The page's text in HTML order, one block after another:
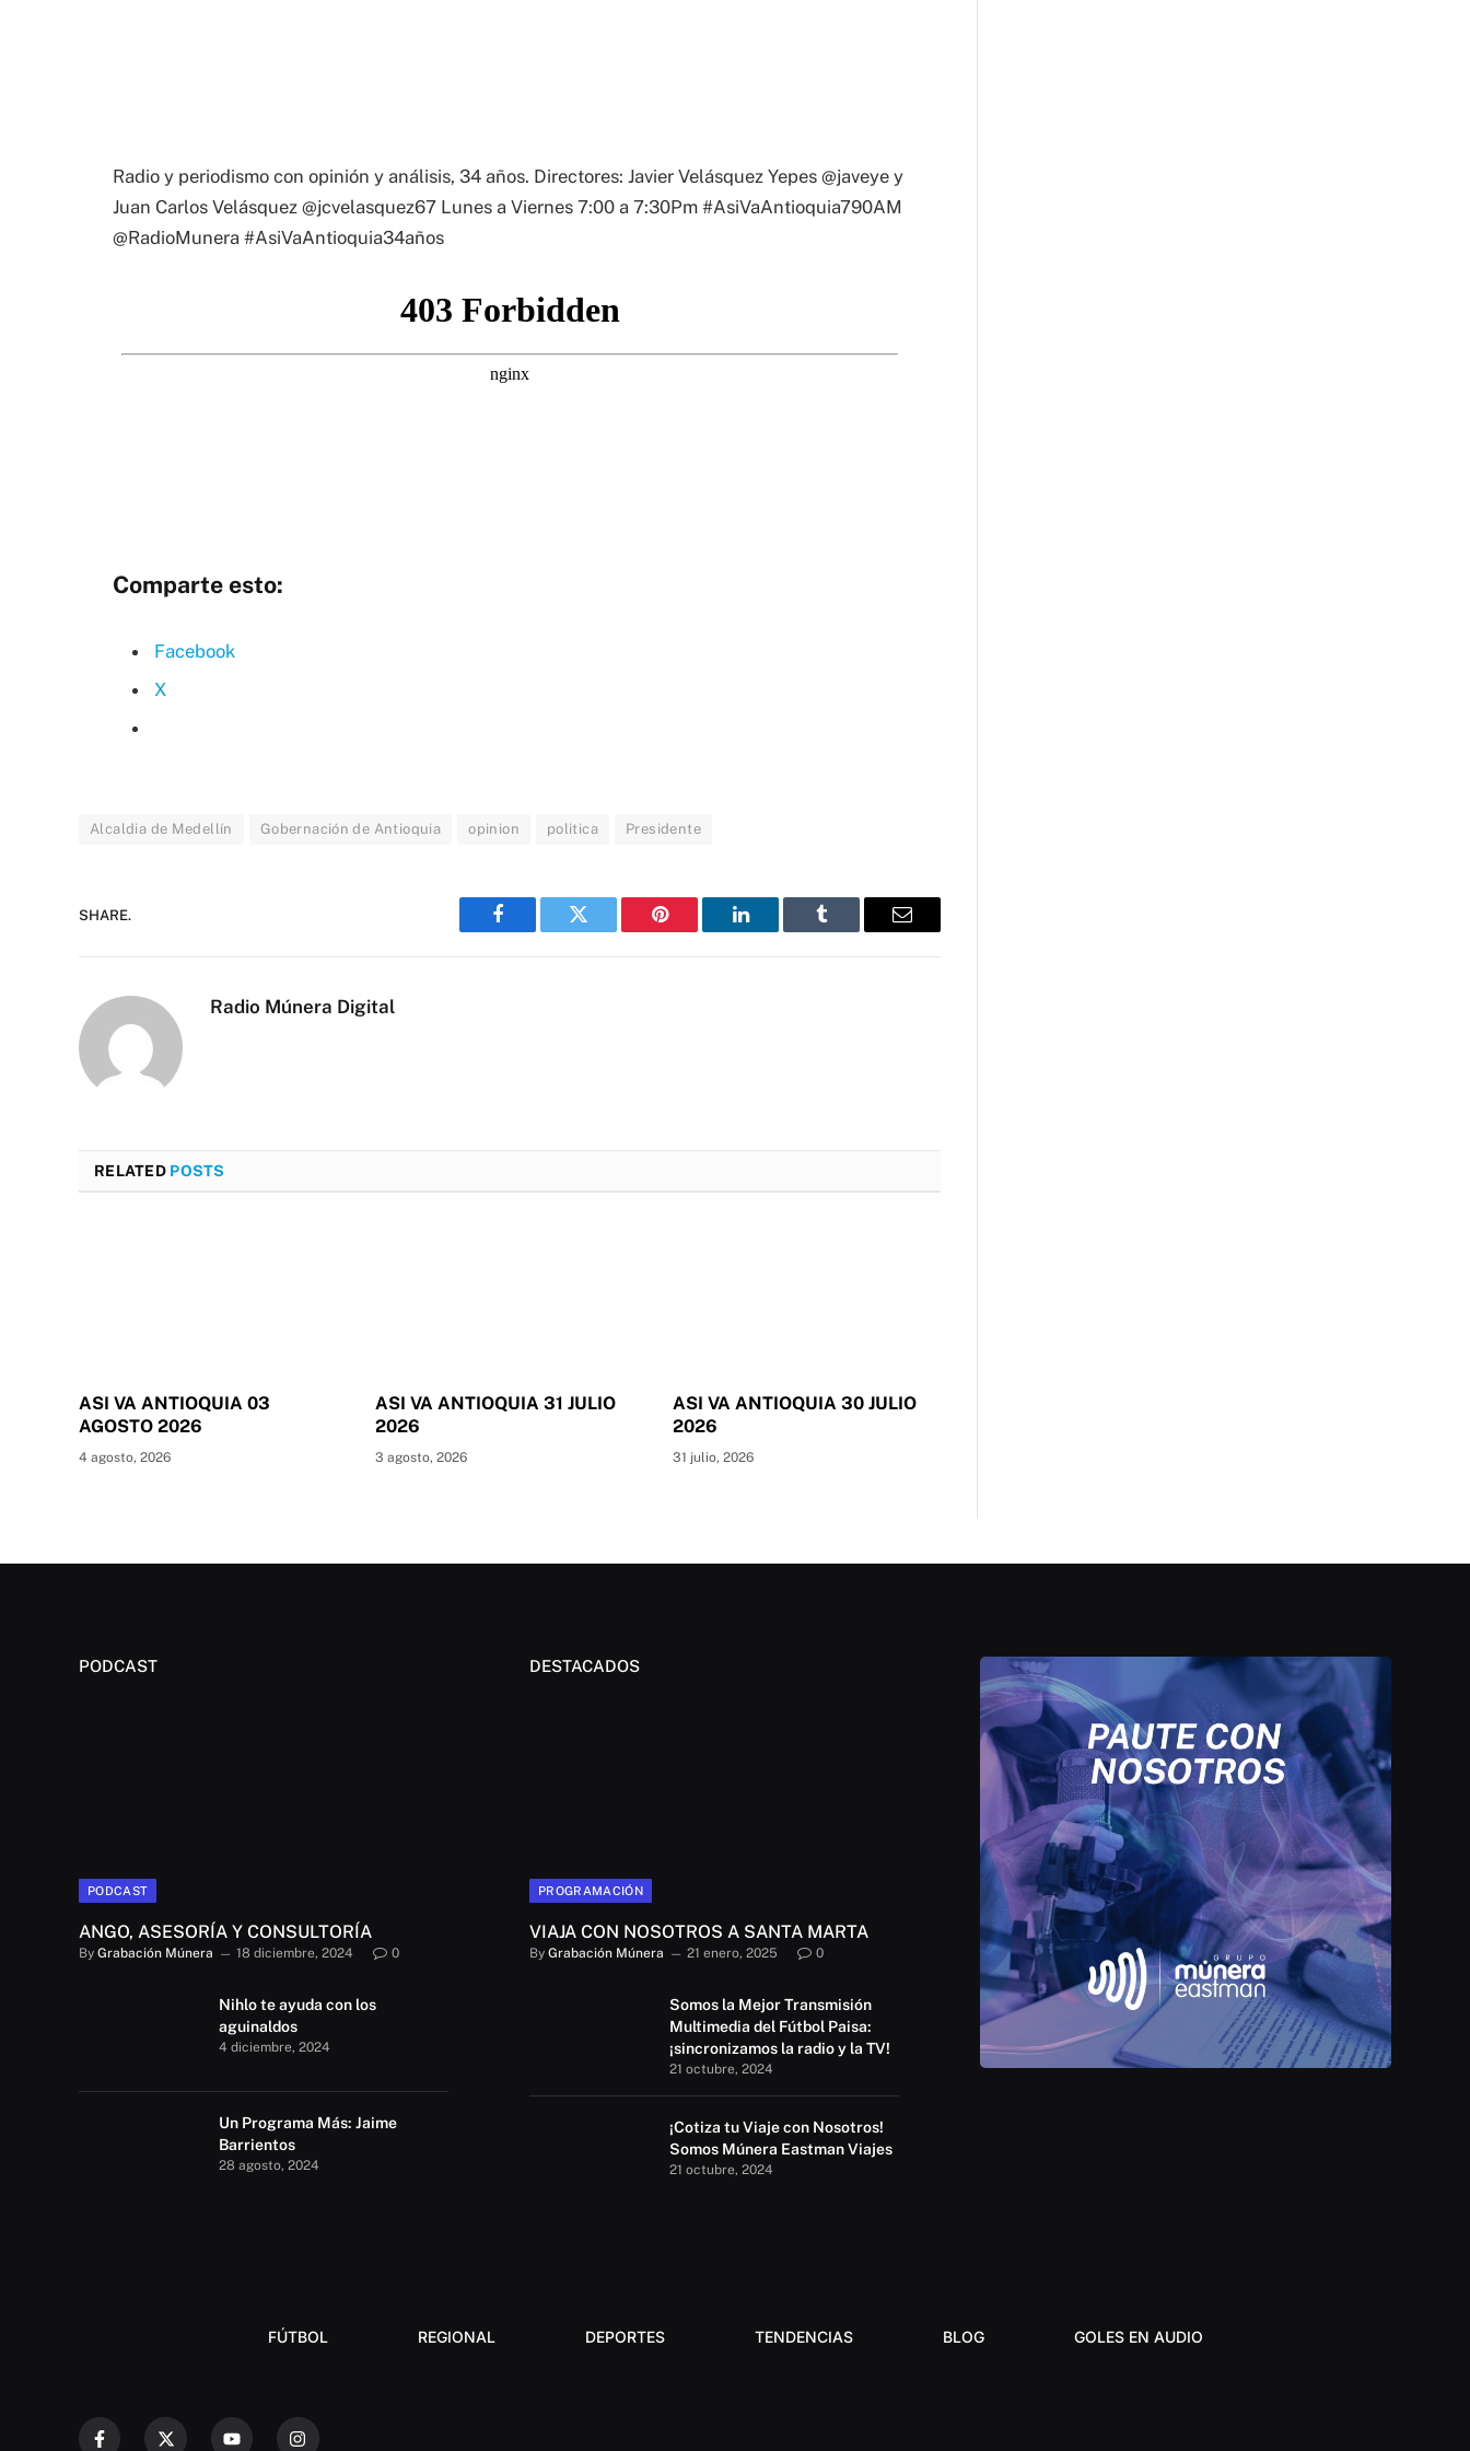
Radio y periodismo con opinión y análisis, 34 años. Directores: Javier Velásquez Yepes @javeye y
Juan Carlos Velásquez @jcvelasquez67 Lunes a Viernes 7:00 a 7:30Pm #AsiVaAntioquia790AM
@RadioMunera #AsiVaAntioquia34años
Comparte esto:
Facebook
X
Alcaldia de Medellín Gobernación de Antioquia opinion politica Presidente
SHARE.
Facebook Twitter Pinterest LinkedIn Tumblr Email
Radio Múnera Digital
RELATED POSTS
ASI VA ANTIOQUIA 03
AGOSTO 2026
4 agosto, 2026
ASI VA ANTIOQUIA 31 JULIO
2026
3 agosto, 2026
ASI VA ANTIOQUIA 30 JULIO
2026
31 julio, 2026
PODCAST
PODCAST
ANGO, ASESORÍA Y CONSULTORÍA
By Grabación Múnera 18 diciembre, 2024 0
Nihlo te ayuda con los
aguinaldos
4 diciembre, 2024
Un Programa Más: Jaime
Barrientos
28 agosto, 2024
DESTACADOS
PROGRAMACIÓN
VIAJA CON NOSOTROS A SANTA MARTA
By Grabación Múnera 21 enero, 2025 0
Somos la Mejor Transmisión
Multimedia del Fútbol Paisa:
¡sincronizamos la radio y la TV!
21 octubre, 2024
¡Cotiza tu Viaje con Nosotros!
Somos Múnera Eastman Viajes
21 octubre, 2024
FÚTBOL REGIONAL DEPORTES TENDENCIAS BLOG GOLES EN AUDIO